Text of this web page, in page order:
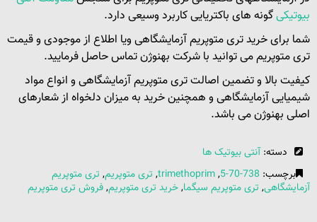
بیوتیکیگونه های باکتریایی کاربرد وسیعی دارد.
شما برای خرید تری متوپریم آزمایشگاهی ویا اطلاع از موجودی و قیمت
تری متوپریم می توانید با شرکت بهنوژن تماس حاصل فرمایید.
کیفیت بالا و تضمین اصالت تری متوپریم آزمایشگاهی و انواع مواد
شیمیایی آزمایشگاهی و همچنین خرید به میزان دلخواه از شعارهای
اصلی بهنوژن می باشد.
دسته:آنتی بیوتیک ها
برچسب: 738-70-5
,
trimethoprim
, تری متوپریم, تری متوپریم
آزمایشگاهی, تری متوپریم سیگما,خرید تری متوپریم,فروش تری متوپریم